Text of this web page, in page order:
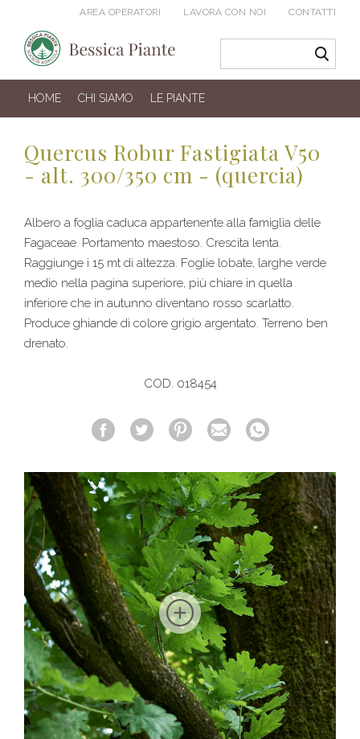
AREA OPERATORI LAVORA CON NOI CONTATTI
HOME CHI SIAMO LE PIANTE
Quercus Robur Fastigiata V50
- alt. 300/350 cm - (quercia)
Albero a foglia caduca appartenente alla famiglia delle
Fagaceae. Portamento maestoso. Crescita lenta.
Raggiunge i 15 mt di altezza. Foglie lobate, larghe verde
medio nella pagina superiore, più chiare in quella
inferiore che in autunno diventano rosso scarlatto.
Produce ghiande di colore grigio argentato. Terreno ben
drenato.
COD. 018454